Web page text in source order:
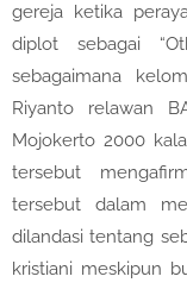
gereja ketika
diplot sebagai
sebagaimana
Riyanto relawan
Mojokerto 2000
tersebut
tersebut dalam
dilandasi tentang
kristiani meskipun